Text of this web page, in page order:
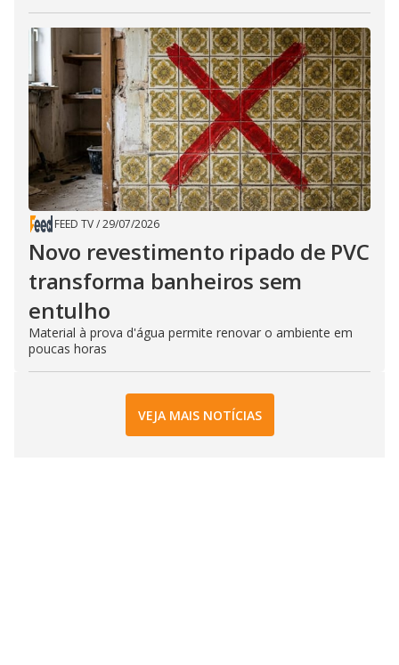
FEED TV/29/07/2026
Novo revestimento ripado de PVC
transforma banheiros sem
entulho
Material à prova d'água permite renovar o ambiente em
poucas horas
VEJA MAIS NOTÍCIAS